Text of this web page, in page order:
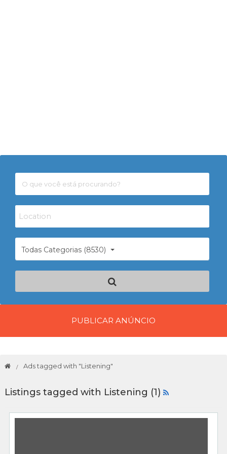
Todas Categorias (8530)
PUBLICAR ANÚNCIO
Ads tagged with "Listening"
Listings tagged with Listening (1)